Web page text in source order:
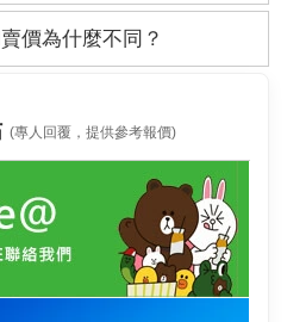
價為什麼不同？
(專人回覆，提供參考報價)